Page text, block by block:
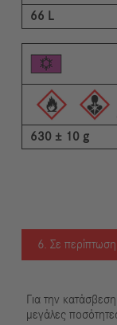
66 L
630 ± 10 g
6. Σε
Για την
μεγάλες